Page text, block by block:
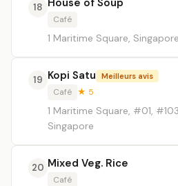
18 House of Soup
Café
1 Maritime Square, Singapore
19 Kopi Satu Meilleurs avis
Café ★ 5
1 Maritime Square, #01,
Singapore
20 Mixed Veg. Rice
Café